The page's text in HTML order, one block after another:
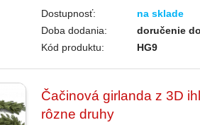
Dostupnosť:
na sklade
Doba dodania:
doručenie
Kód produktu:
HG9
Čačinová girlanda z 3D
rôzne druhy